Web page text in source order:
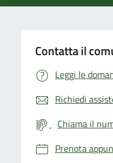
Contatta il
Leggi le
Richiedi
Chiama il
Prenota